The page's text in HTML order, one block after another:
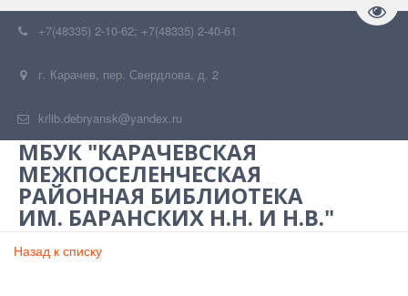
+7(48335) 2-10-62; +7(48335) 2-40-61
г. Карачев, пер. Свердлова, д. 2
krlib.debryansk@yandex.ru
МБУК "КАРАЧЕВСКАЯ
МЕЖПОСЕЛЕНЧЕСКАЯ
РАЙОННАЯ БИБЛИОТЕКА
ИМ. БАРАНСКИХ Н.Н. И Н.В."
Назад к списку